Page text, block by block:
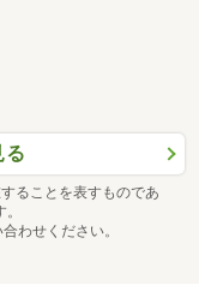
る
ることを表すものであ
わせください。